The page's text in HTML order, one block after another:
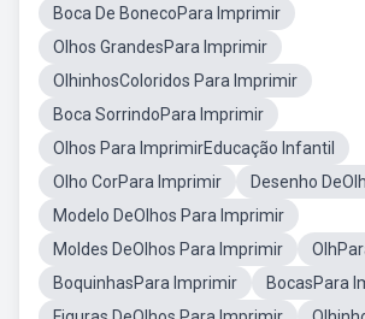
Boca De BonecoPara Imprimir
Olhos GrandesPara Imprimir
OlhinhosColoridos Para Imprimir
Boca SorrindoPara Imprimir
Olhos Para ImprimirEducação Infantil
Olho CorPara Imprimir
Desenho
Modelo DeOlhos Para Imprimir
Moldes DeOlhos Para Imprimir
BoquinhasPara Imprimir
BocasPara